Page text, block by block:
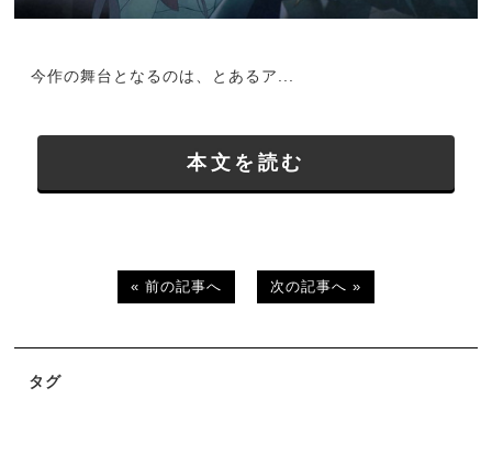
今作の舞台となるのは、とあるア...
本文を読む
« 前の記事へ 次の記事へ »
タグ